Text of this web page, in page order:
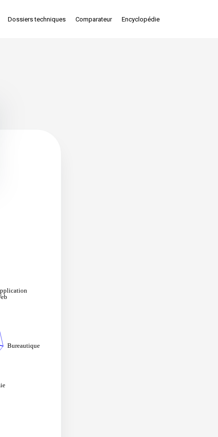
Dossiers techniques Comparateur Encyclopédie